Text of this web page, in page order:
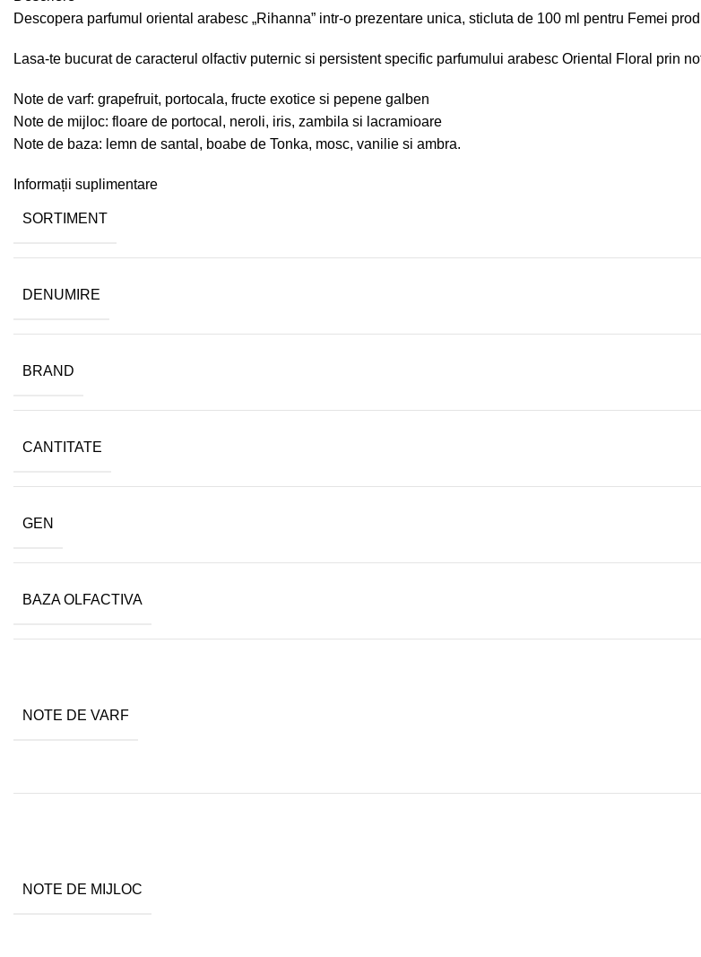
Descopera parfumul oriental arabesc „Rihanna” intr-o prezentare unica, sticluta de 100 ml pentru Femei
Lasa-te bucurat de caracterul olfactiv puternic si persistent specific parfumului arabesc Oriental Floral prin
Note de varf: grapefruit, portocala, fructe exotice si pepene galben
Note de mijloc: floare de portocal, neroli, iris, zambila si lacramioare
Note de baza: lemn de santal, boabe de Tonka, mosc, vanilie si ambra.
Informații suplimentare
SORTIMENT
DENUMIRE
BRAND
CANTITATE
GEN
BAZA OLFACTIVA
NOTE DE VARF
NOTE DE MIJLOC